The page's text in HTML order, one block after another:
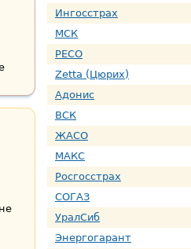
Ингосстрах
МСК
РЕСО
Zetta (Цюрих)
Адонис
ВСК
ЖАСО
МАКС
Росгосстрах
СОГАЗ
УралСиб
Энергогарант